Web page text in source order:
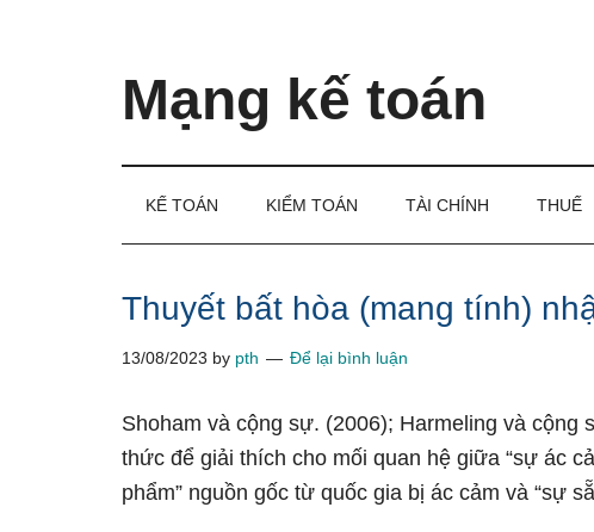
Mạng kế toán
làm
toán
KẾ TOÁN KIỂM TOÁN TÀI CHÍNH THUẾ
Thuyết bất hòa (mang tính)
13/08/2023 by pth Để lại bình luận
Shoham và cộng sự. (2006); Harmeling và cộng
thức để giải thích cho mối quan hệ giữa “sự ác
phẩm” nguồn gốc từ quốc gia bị ác cảm và “sự